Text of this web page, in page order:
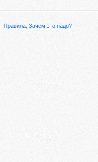
Правила, Зачем это надо?